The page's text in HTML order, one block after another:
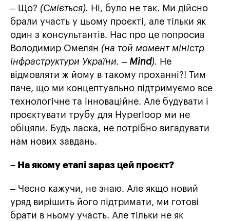
– Що? (Сміється). Ні, було не так. Ми дійсно
брали участь у цьому проєкті, але тільки як
один з консультантів. Нас про це попросив
Володимир Омелян (на той момент міністр
інфраструктури України. – Mind). Не
відмовляти ж йому в такому проханні?! Тим
паче, що ми концептуально підтримуємо все
технологічне та інноваційне. Але будувати і
проєктувати трубу для Hyperloop ми не
обіцяли. Будь ласка, не потрібно вигадувати
нам нових завдань.
– На якому етапі зараз цей проєкт?
– Чесно кажучи, не знаю. Але якщо новий
уряд вирішить його підтримати, ми готові
брати в ньому участь. Але тільки не як